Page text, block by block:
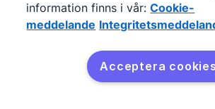
Pipedrive är ett webbaserat CRM för
information finns i vår: Cookie-
meddelande
Acceptera cookies